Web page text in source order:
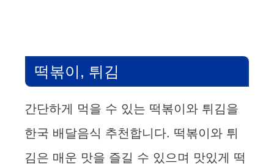
떡볶이, 튀김
간단하게 먹을 수 있는 떡볶이와 튀김을
한국 배달음식 추천합니다. 떡볶이와 튀
김은 매운 맛을 즐길 수 있으며 맛있게 떡